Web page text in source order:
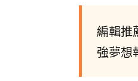
編輯推
強夢想